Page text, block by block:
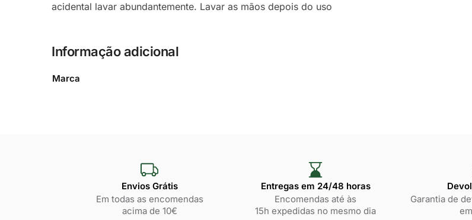
acidental lavar abundantemente. Lavar as mãos depois do uso
Informação adicional
Marca
Envios Grátis
Em todas as encomendas
acima de 10€
Entregas em 24/48 horas​
Encomendas até às
15h expedidas no mesmo dia
Garantia de